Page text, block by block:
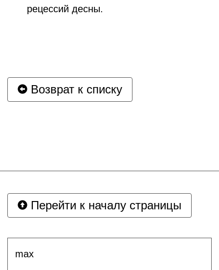
рецессий десны.
Возврат к списку
Перейти к началу страницы
max